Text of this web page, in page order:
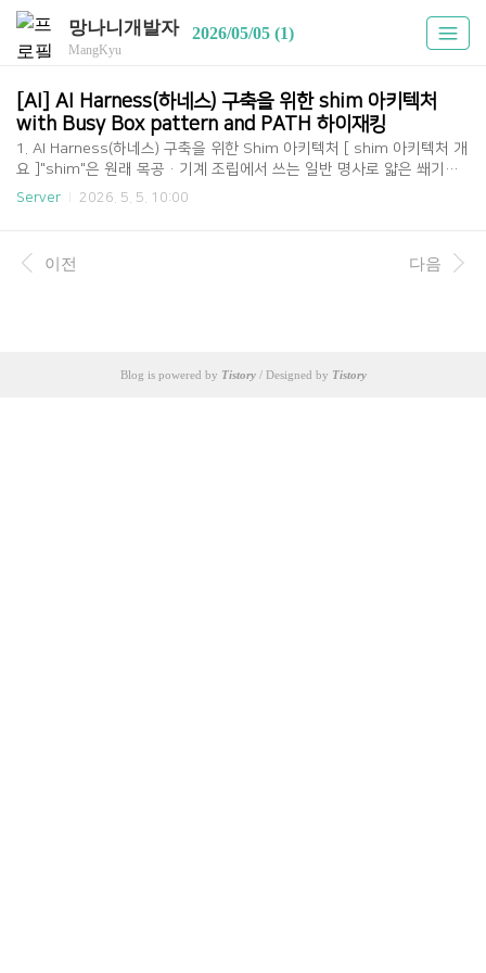
망나니개발자
MangKyu
2026/05/05 (1)
[AI] AI Harness(하네스) 구축을 위한 shim 아키텍처
with Busy Box pattern and PATH 하이재킹
1. AI Harness(하네스) 구축을 위한 Shim 아키텍처 [ shim 아키텍처 개
요 ]"shim"은 원래 목공·기계 조립에서 쓰는 일반 명사로 얇은 쐐기·
끼움쇠를 뜻한다. 두 부품 사이의 미세한 틈을 메우거나 높이를 맞추기
러한 어원에 착안하여 windows 호환성 레이어를 위한 구조를 잡는 데 S
him 이라는 용어를 처음 사용하며 널리 알려지게 되었다. Windows의 A
Server 2026. 5. 5. 10:00
이전 다음
Blog is powered by Tistory/ Designed by Tistory